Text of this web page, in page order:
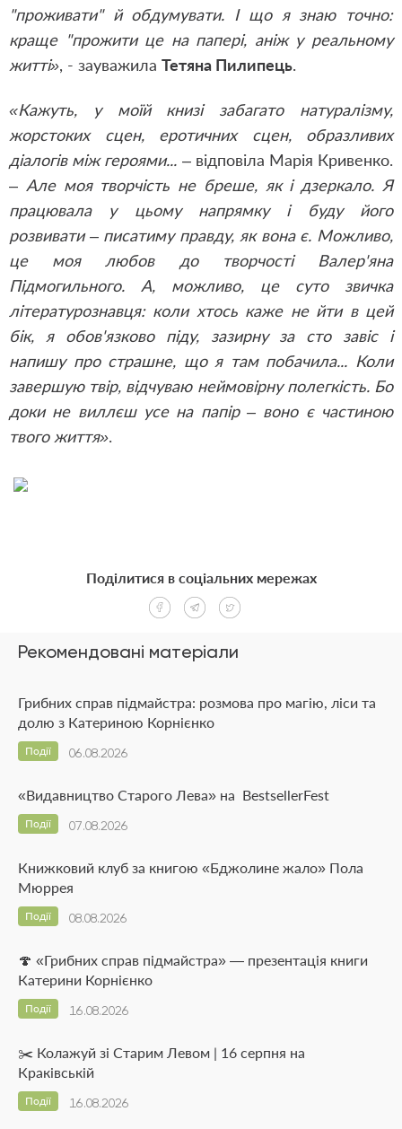
"проживати" й обдумувати. І що я знаю точно:
краще "прожити це на папері, аніж у реальному
житті», - зауважила Тетяна Пилипець.
«Кажуть, у моїй книзі забагато натуралізму,
жорстоких сцен, еротичних сцен, образливих
діалогів між героями... – відповіла Марія Кривенко.
– Але моя творчість не бреше, як і дзеркало. Я
працювала у цьому напрямку і буду його
розвивати – писатиму правду, як вона є. Можливо,
це моя любов до творчості Валер'яна
Підмогильного. А, можливо, це суто звичка
літературознавця: коли хтось каже не йти в цей
бік, я обов'язково піду, зазирну за сто завіс і
напишу про страшне, що я там побачила... Коли
завершую твір, відчуваю неймовірну полегкість. Бо
доки не виллєш усе на папір – воно є частиною
твого життя».
Рекомендовані матеріали
Грибних справ підмайстра: розмова про магію, ліси та
долю з Катериною Корнієнко
06.08.2026
Події
«Видавництво Старого Лева» на BestsellerFest
07.08.2026
Події
Книжковий клуб за книгою «Бджолине жало» Пола
Мюррея
08.08.2026
Події
🍄 «Грибних справ підмайстра» — презентація книги
Катерини Корнієнко
16.08.2026
Події
✂️ Колажуй зі Старим Левом | 16 серпня на
Краківській
16.08.2026
Події
Поділитися в соціальних мережах